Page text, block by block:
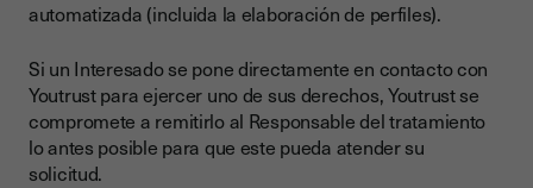
automatizada (incluida la elaboración de perfiles).
Si un Interesado se pone directamente en contacto con
Youtrust para ejercer uno de sus derechos, Youtrust se
compromete a remitirlo al Responsable del tratamiento
lo antes posible para que este pueda atender su
solicitud.